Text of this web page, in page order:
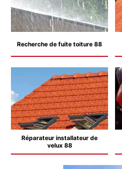
Recherche de fuite toiture 88
Réparateur installateur de
velux 88